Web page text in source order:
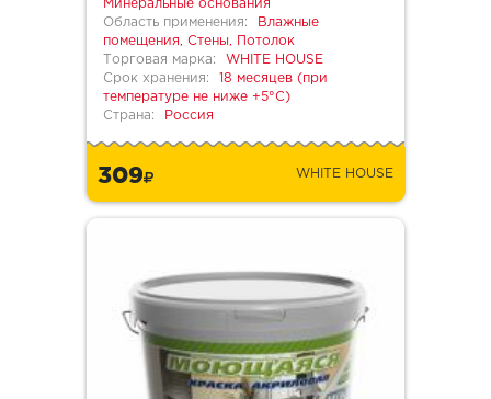
Минеральные основания
Область применения:
Влажные
помещения, Стены, Потолок
Торговая марка:
WHITE HOUSE
Срок хранения:
18 месяцев (при
температуре не ниже +5°С)
Страна:
Россия
309 WHITE HOUSE